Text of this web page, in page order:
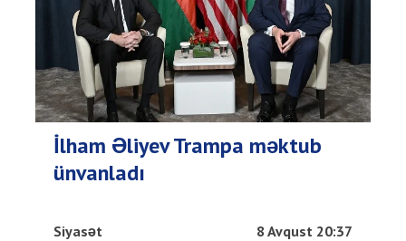
İlham Əliyev Trampa məktub
ünvanladı
Siyasət 8 Avqust 20:37